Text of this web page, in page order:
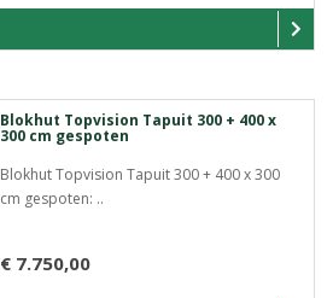
Blokhut Topvision Tapuit 300 + 400 x
300 cm gespoten
Blokhut Topvision Tapuit 300 + 400 x 300
cm gespoten: ..
€ 7.750,00